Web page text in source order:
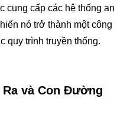
cung cấp các hệ thống an
nó trở thành một công
quy trình truyền thống.
và Con Đường